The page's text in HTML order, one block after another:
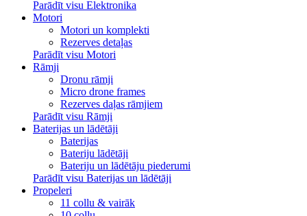
Parādīt visu Elektronika
Motori
Motori un komplekti
Rezerves detaļas
Parādīt visu Motori
Rāmji
Dronu rāmji
Micro drone frames
Rezerves daļas rāmjiem
Parādīt visu Rāmji
Baterijas un lādētāji
Baterijas
Bateriju lādētāji
Bateriju un lādētāju piederumi
Parādīt visu Baterijas un lādētāji
Propeleri
11 collu & vairāk